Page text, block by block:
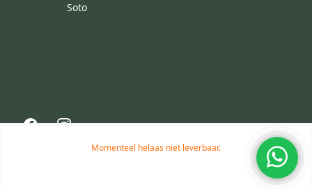
Momenteel helaas niet leverbaar.
Soto
FacebookInstagram